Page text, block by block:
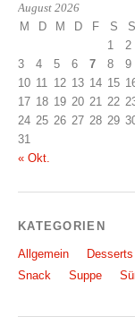
August 2026
M D M D F S
S
1
2
3
4 5 6 7 8
9
10 11 12 13 14 15
17 18 19 20 21 22
24 25 26 27 28 29
31
« Okt.
KATEGORIEN
Allgemein Desserts
Snack
Suppe